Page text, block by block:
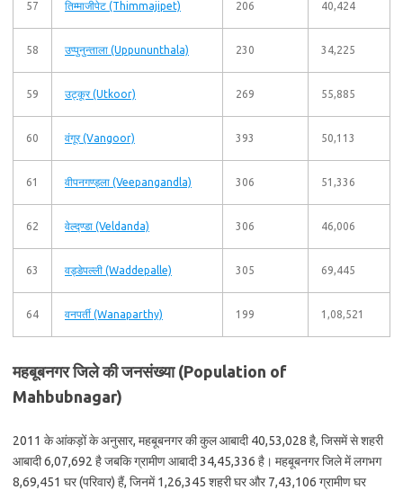
57 तिम्माजीपेट (Thimmajipet) 206 40,424
58 उप्पुनुन्ताला (Uppununthala) 230 34,225
59 उट्कूर (Utkoor) 269 55,885
60 वंगूर (Vangoor) 393 50,113
61 वीपनगण्ड्ला (Veepangandla) 306 51,336
62 वेल्द्ण्डा (Veldanda) 306 46,006
63 वड्डेपल्ली (Waddepalle) 305 69,445
64 वनपर्ती (Wanaparthy) 199 1,08,521
महबूबनगर जिले की जनसंख्या (Population of
Mahbubnagar)
2011 के आंकड़ों के अनुसार, महबूबनगर की कुल आबादी 40,53,028 है, जिसमें से शहरी
आबादी 6,07,692 है जबकि ग्रामीण आबादी 34,45,336 है। महबूबनगर जिले में लगभग
8,69,451 घर (परिवार) हैं, जिनमें 1,26,345 शहरी घर और 7,43,106 ग्रामीण घर